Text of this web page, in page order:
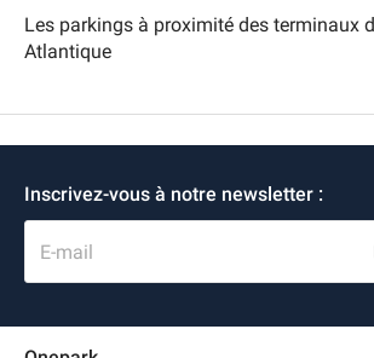
Les parkings à proximité des terminaux
Atlantique
Inscrivez-vous à notre newsletter :
E-mail